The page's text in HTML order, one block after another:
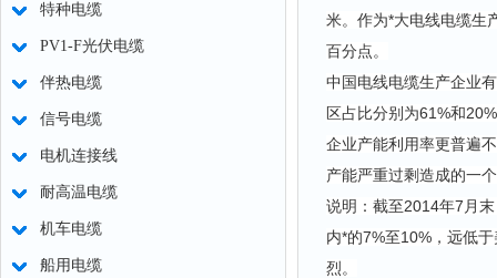
特种电缆
PV1-F光伏电缆
伴热电缆
信号电缆
电机连接线
耐高温电缆
机车电缆
船用电缆
米。作为*大电线电缆生
百分点。
中国电线电缆生产企业
区占比分别为61%和
企业产能利用率更普遍
产能严重过剩造成的一
说明：截至2014年7月
内*的7%至10%，远低
烈。